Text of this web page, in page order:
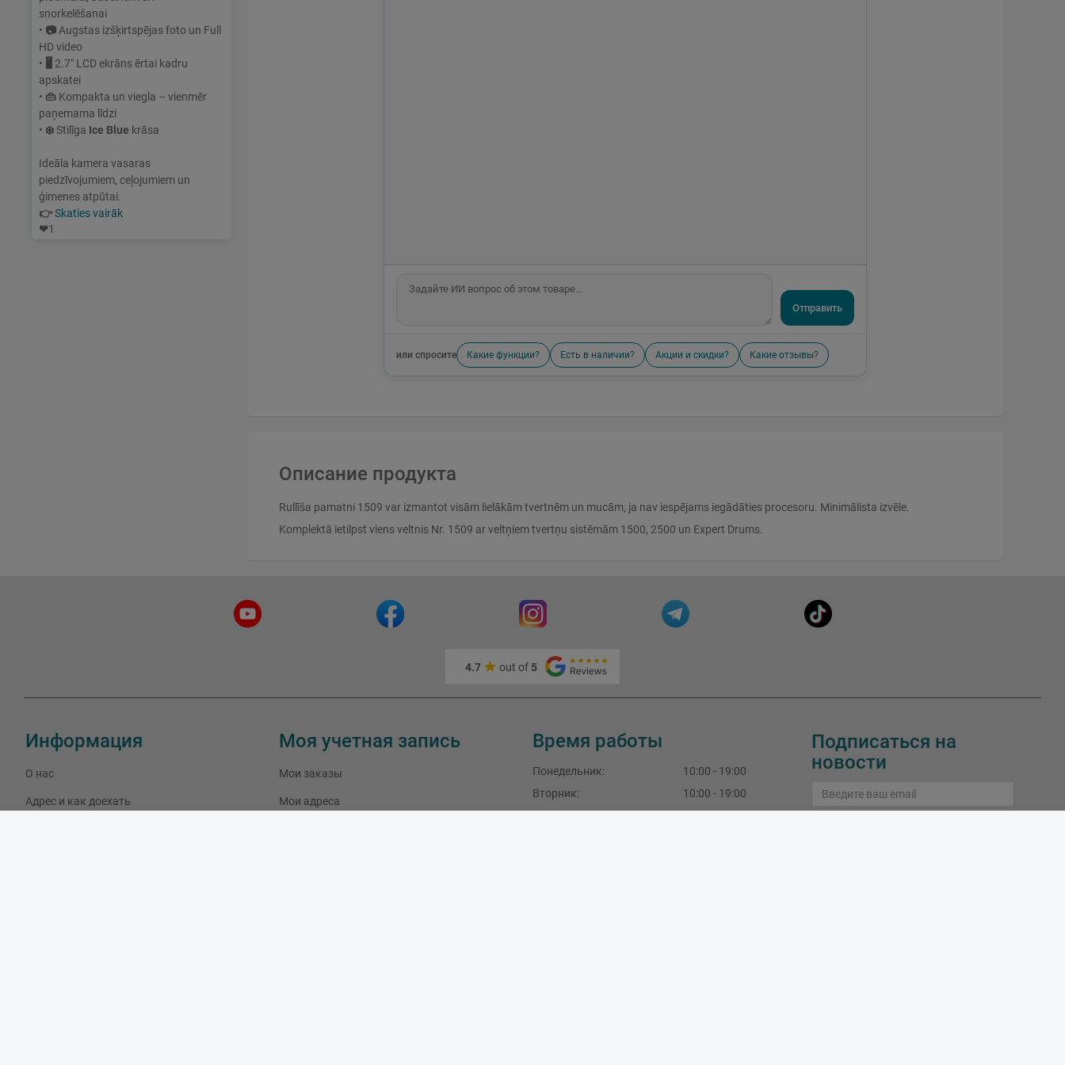
snorkelēšanai
• 📷 Augstas izšķirtspējas foto un Full
HD video
• 🖥 2.7" LCD ekrāns ērtai kadru
apskatei
• 👜 Kompakta un viegla – vienmēr
paņemama līdzi
• ❄️Stilīga Ice Blue krāsa
Ideāla kamera vasaras
piedzīvojumiem, ceļojumiem un
ģimenes atpūtai.
👉Skaties vairāk
❤1
Отправить
или спросите Какие функции? Есть в наличии? Акции и скидки? Какие отзывы?
Описание продукта
Rullīša pamatni 1509 var izmantot visām lielākām tvertnēm un mucām, ja nav iespējams iegādāties procesoru. Minimālista izvēle.
Komplektā ietilpst viens veltnis Nr. 1509 ar veltņiem tvertņu sistēmām 1500, 2500 un Expert Drums.
4.7 out of 5
Информация
О нас
Адрес и как доехать
Моя учетная запись
Мои заказы
Мои адреса
Время работы
Понедельник:
10:00 - 19:00
Вторник:
10:00 - 19:00
Подписаться на
новости